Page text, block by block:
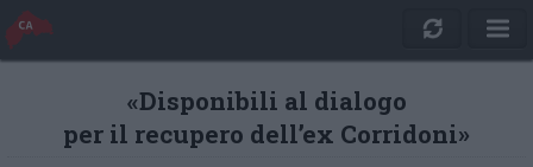
«Disponibili al dialogo
per il recupero dell’ex Corridoni»